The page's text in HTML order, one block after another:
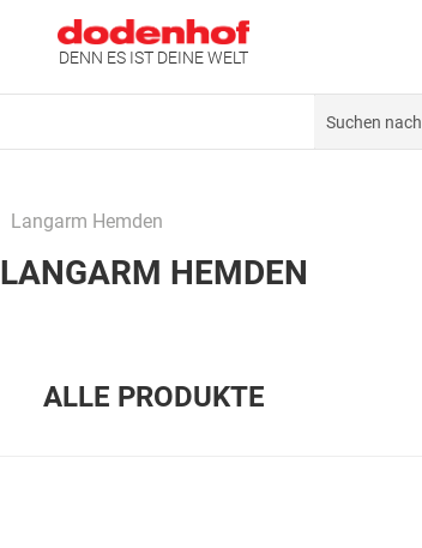
DENN ES IST DEINE WELT
Langarm Hemden
LANGARM HEMDEN
ALLE PRODUKTE